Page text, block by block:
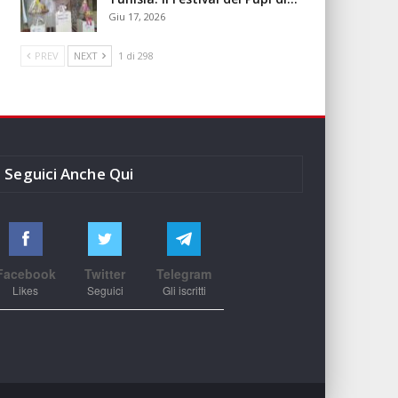
Giu 17, 2026
PREV NEXT 1 di 298
Seguici Anche Qui
Likes
Twitter
Seguici
Telegram
Gli iscritti